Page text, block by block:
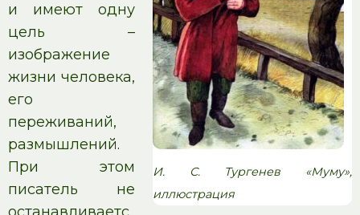
И. С. Тургенев «Муму»,
иллюстрация
и имеют одну
цель –
изображение
жизни человека,
его
переживаний,
размышлений.
При этом
писатель не